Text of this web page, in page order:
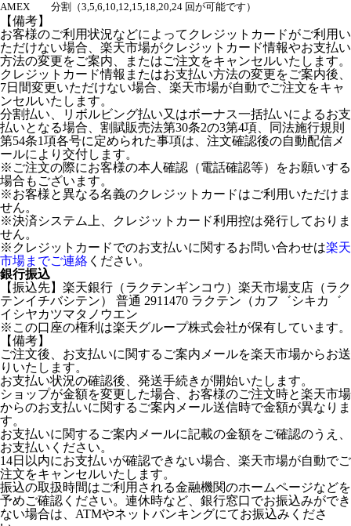
AMEX
分割（3,5,6,10,12,15,18,20,24 回が可能です）
【備考】
お客様のご利用状況などによってクレジットカードがご利用い
ただけない場合、楽天市場がクレジットカード情報やお支払い
方法の変更をご案内、またはご注文をキャンセルいたします。
クレジットカード情報またはお支払い方法の変更をご案内後、
7日間変更いただけない場合、楽天市場が自動でご注文をキャ
ンセルいたします。
分割払い、リボルビング払い又はボーナス一括払いによるお支
払いとなる場合、割賦販売法第30条2の3第4項、同法施行規則
第54条1項各号に定められた事項は、注文確認後の自動配信メ
ールにより交付します。
※ご注文の際にお客様の本人確認（電話確認等）をお願いする
場合もございます。
※お客様と異なる名義のクレジットカードはご利用いただけま
せん。
※決済システム上、クレジットカード利用控は発行しておりま
せん。
※クレジットカードでのお支払いに関するお問い合わせは楽天
市場までご連絡 ください。
銀行振込
【振込先】楽天銀行（ラクテンギンコウ）楽天市場支店（ラク
テンイチバシテン） 普通 2911470 ラクテン（カフ゛シキカ゛
イシヤカツマタノウエン
※この口座の権利は楽天グループ株式会社が保有しています。
【備考】
ご注文後、お支払いに関するご案内メールを楽天市場からお送
りいたします。
お支払い状況の確認後、発送手続きが開始いたします。
ショップが金額を変更した場合、お客様のご注文時と楽天市場
からのお支払いに関するご案内メール送信時で金額が異なりま
す。
お支払いに関するご案内メールに記載の金額をご確認のうえ、
お支払いください。
14日以内にお支払いが確認できない場合、楽天市場が自動でご
注文をキャンセルいたします。
振込の取扱時間はご利用される金融機関のホームページなどを
予めご確認ください。連休時など、銀行窓口でお振込みができ
ない場合は、ATMやネットバンキングにてお振込みくださ